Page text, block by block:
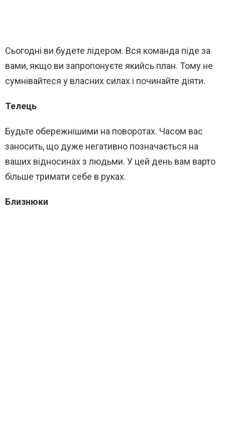
Сьогодні ви будете лідером. Вся команда піде за
вами, якщо ви запропонуєте якийсь план. Тому не
сумнівайтеся у власних силах і починайте діяти.
Телець
Будьте обережнішими на поворотах. Часом вас
заносить, що дуже негативно позначається на
ваших відносинах з людьми. У цей день вам варто
більше тримати себе в руках.
Близнюки